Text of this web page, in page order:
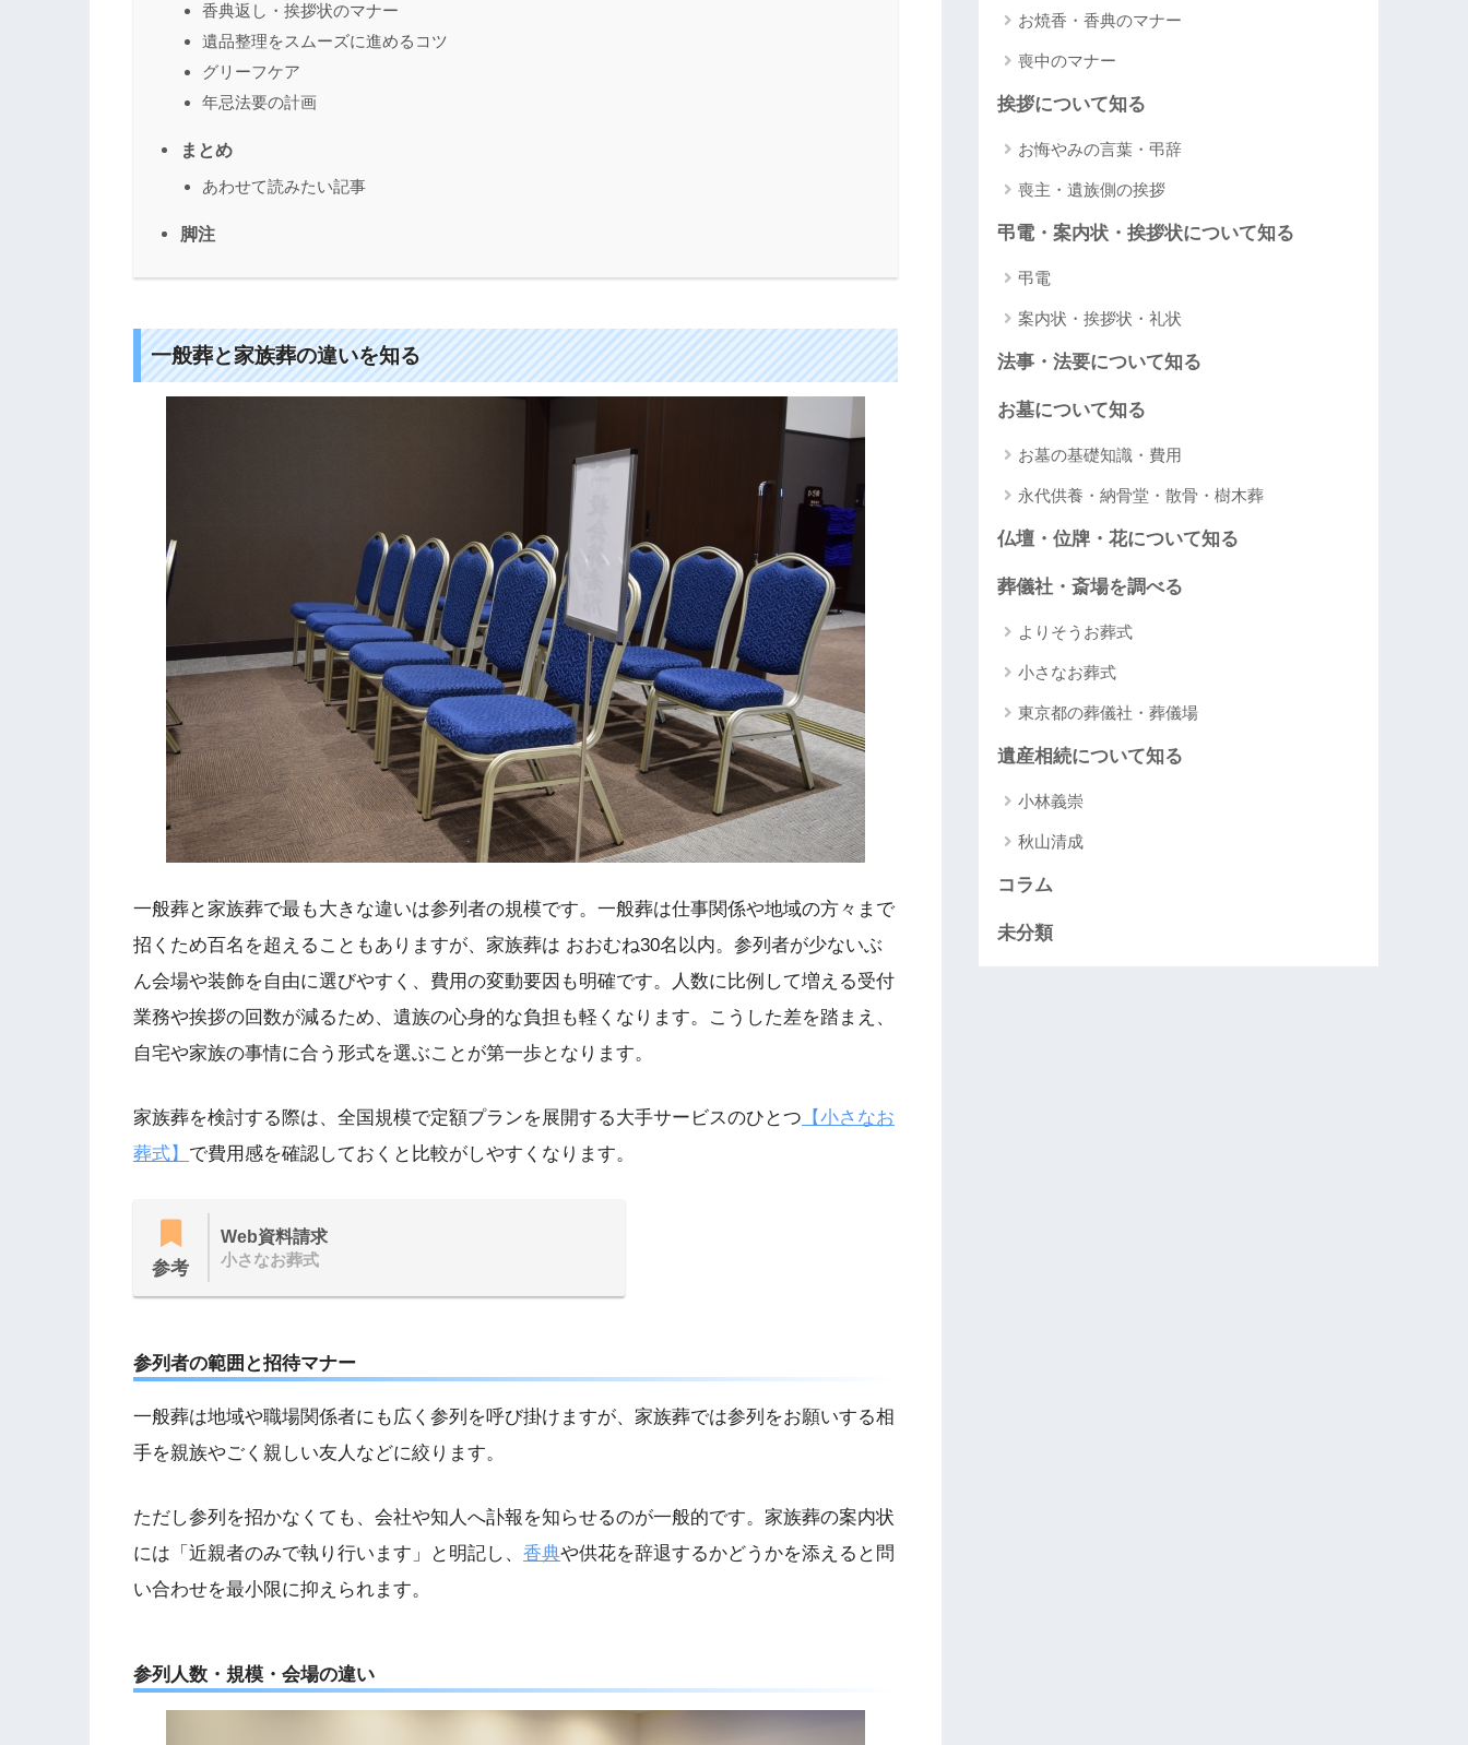
香典返し・挨拶状のマナー
遺品整理をスムーズに進めるコツ
グリーフケア
年忌法要の計画
まとめ
あわせて読みたい記事
脚注
一般葬と家族葬の違いを知る
一般葬と家族葬で最も大きな違いは参列者の規模です。一般葬は仕事関係や地域の方々まで
招くため百名を超えることもありますが、家族葬は おおむね30名以内。参列者が少ないぶ
ん会場や装飾を自由に選びやすく、費用の変動要因も明確です。人数に比例して増える受付
業務や挨拶の回数が減るため、遺族の心身的な負担も軽くなります。こうした差を踏まえ、
自宅や家族の事情に合う形式を選ぶことが第一歩となります。
家族葬を検討する際は、全国規模で定額プランを展開する大手サービスのひとつ 【小さなお
葬式】 で費用感を確認しておくと比較がしやすくなります。
参考
Web資料請求
小さなお葬式
参列者の範囲と招待マナー
一般葬は地域や職場関係者にも広く参列を呼び掛けますが、家族葬では参列をお願いする相
手を親族やごく親しい友人などに絞ります。
ただし参列を招かなくても、会社や知人へ訃報を知らせるのが一般的です。家族葬の案内状
には「近親者のみで執り行います」と明記し、 香典や供花を辞退するかどうかを添えると問
い合わせを最小限に抑えられます。
参列人数・規模・会場の違い
お焼香・香典のマナー
喪中のマナー
挨拶について知る
お悔やみの言葉・弔辞
喪主・遺族側の挨拶
弔電・案内状・挨拶状について知る
弔電
案内状・挨拶状・礼状
法事・法要について知る
お墓について知る
お墓の基礎知識・費用
永代供養・納骨堂・散骨・樹木葬
仏壇・位牌・花について知る
葬儀社・斎場を調べる
よりそうお葬式
小さなお葬式
東京都の葬儀社・葬儀場
遺産相続について知る
小林義崇
秋山清成
コラム
未分類